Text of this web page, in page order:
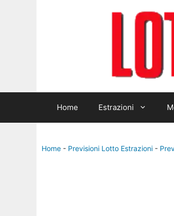
Home Estrazioni
Home - Previsioni Lotto Estrazioni -